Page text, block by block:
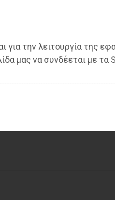
για την λειτουργία της
μας να συνδέεται με τα
περιμένουν την απόφαση